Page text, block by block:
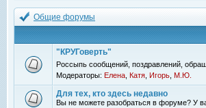
Общие форумы
"КРУГоверть"
Россыпь сообщений, поздравлений,
Модераторы: Елена Катя Игорь М.Ю.
Для тех, кто здесь недавно
Вы не можете разобраться в форуме? У